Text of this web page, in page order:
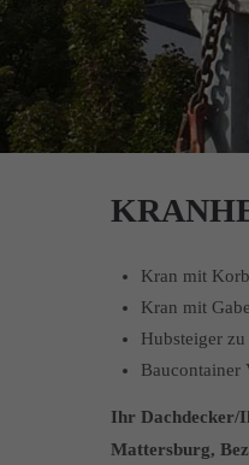
Kran mit
Kran mit
Hubsteiger
Baucontainer
Ihr Dachdecker/
Mattersburg,